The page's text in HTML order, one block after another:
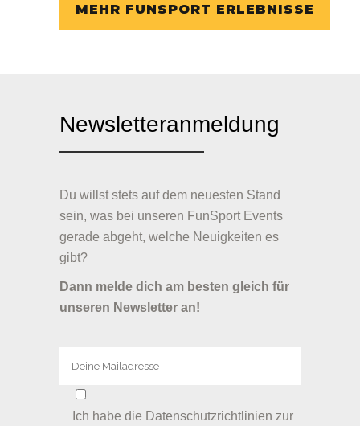
MEHR FUNSPORT ERLEBNISSE
Newsletteranmeldung
Du willst stets auf dem neuesten Stand
sein, was bei unseren FunSport Events
gerade abgeht, welche Neuigkeiten es
gibt?
Dann melde dich am besten gleich für
unseren Newsletter an!
Ich habe die Datenschutzrichtlinien zur